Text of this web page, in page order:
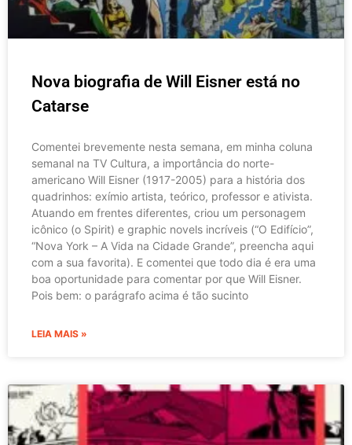
Nova biografia de Will Eisner está no
Catarse
Comentei brevemente nesta semana, em minha coluna
semanal na TV Cultura, a importância do norte-
americano Will Eisner (1917-2005) para a história dos
quadrinhos: exímio artista, teórico, professor e ativista.
Atuando em frentes diferentes, criou um personagem
icônico (o Spirit) e graphic novels incríveis (“O Edifício”,
“Nova York – A Vida na Cidade Grande”, preencha aqui
com a sua favorita). E comentei que todo dia é era uma
boa oportunidade para comentar por que Will Eisner.
Pois bem: o parágrafo acima é tão sucinto
LEIA MAIS »